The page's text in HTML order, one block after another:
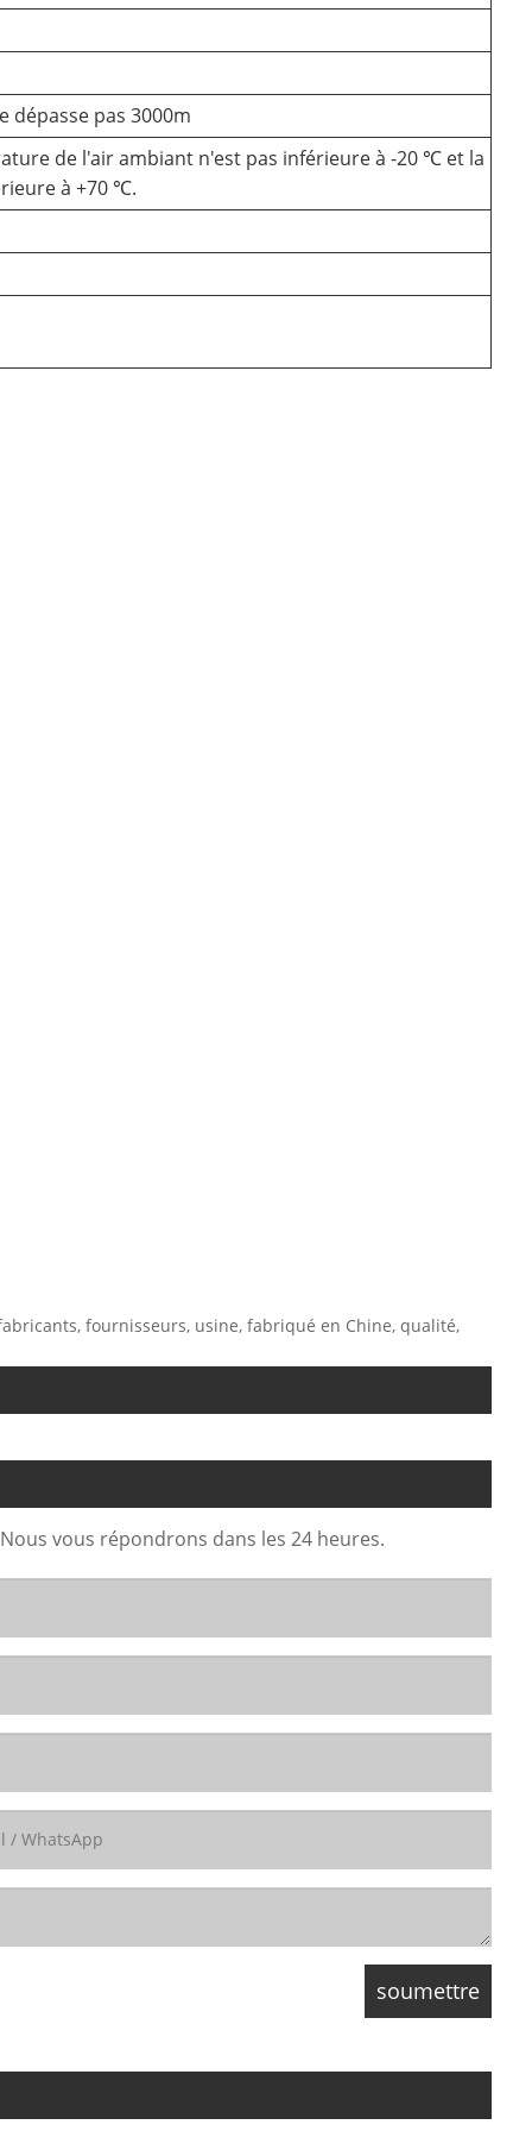
dépasse pas 3000m
de l'air ambiant n'est pas inférieure à -20 ℃ et la
à +70 ℃.
fournisseurs, usine, fabriqué en Chine, qualité,
vous répondrons dans les 24 heures.